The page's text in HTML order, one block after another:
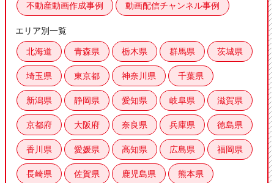
不動産動画作成事例 動画配信チャンネル事例
エリア別一覧
北海道 青森県 栃木県 群馬県 茨城県
埼玉県 東京都 神奈川県 千葉県
新潟県 静岡県 愛知県 岐阜県 滋賀県
京都府 大阪府 奈良県 兵庫県 徳島県
香川県 愛媛県 高知県 広島県 福岡県
長崎県 佐賀県 鹿児島県 熊本県